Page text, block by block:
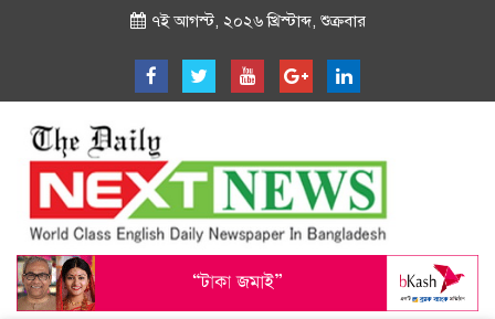
৭ই আগস্ট, ২০২৬ খ্রিস্টাব্দ, শুক্রবার